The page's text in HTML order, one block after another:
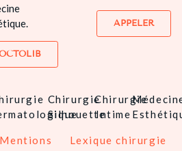
AVANT /
APPELER
Chirurgie
Silhouette
Chirurgie
Intime
Mentions
Lexique chirurgie